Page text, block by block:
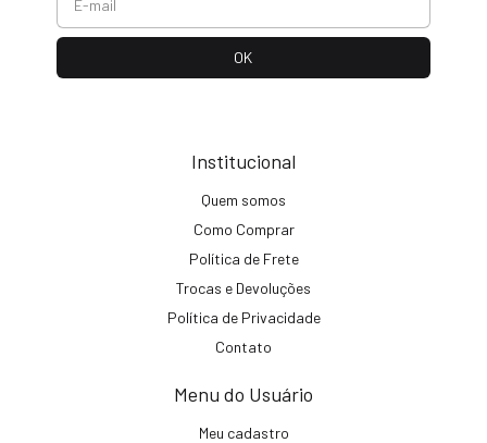
Institucional
Quem somos
Como Comprar
Política de Frete
Trocas e Devoluções
Política de Privacidade
Contato
Menu do Usuário
Meu cadastro